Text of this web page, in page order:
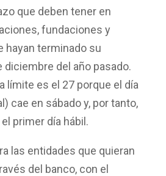
que deben tener en
fundaciones y
hayan terminado su
diciembre del año pasado.
límite es el 27 porque el día
cae en sábado y, por tanto,
primer día hábil.
las entidades que quieran
del banco, con el